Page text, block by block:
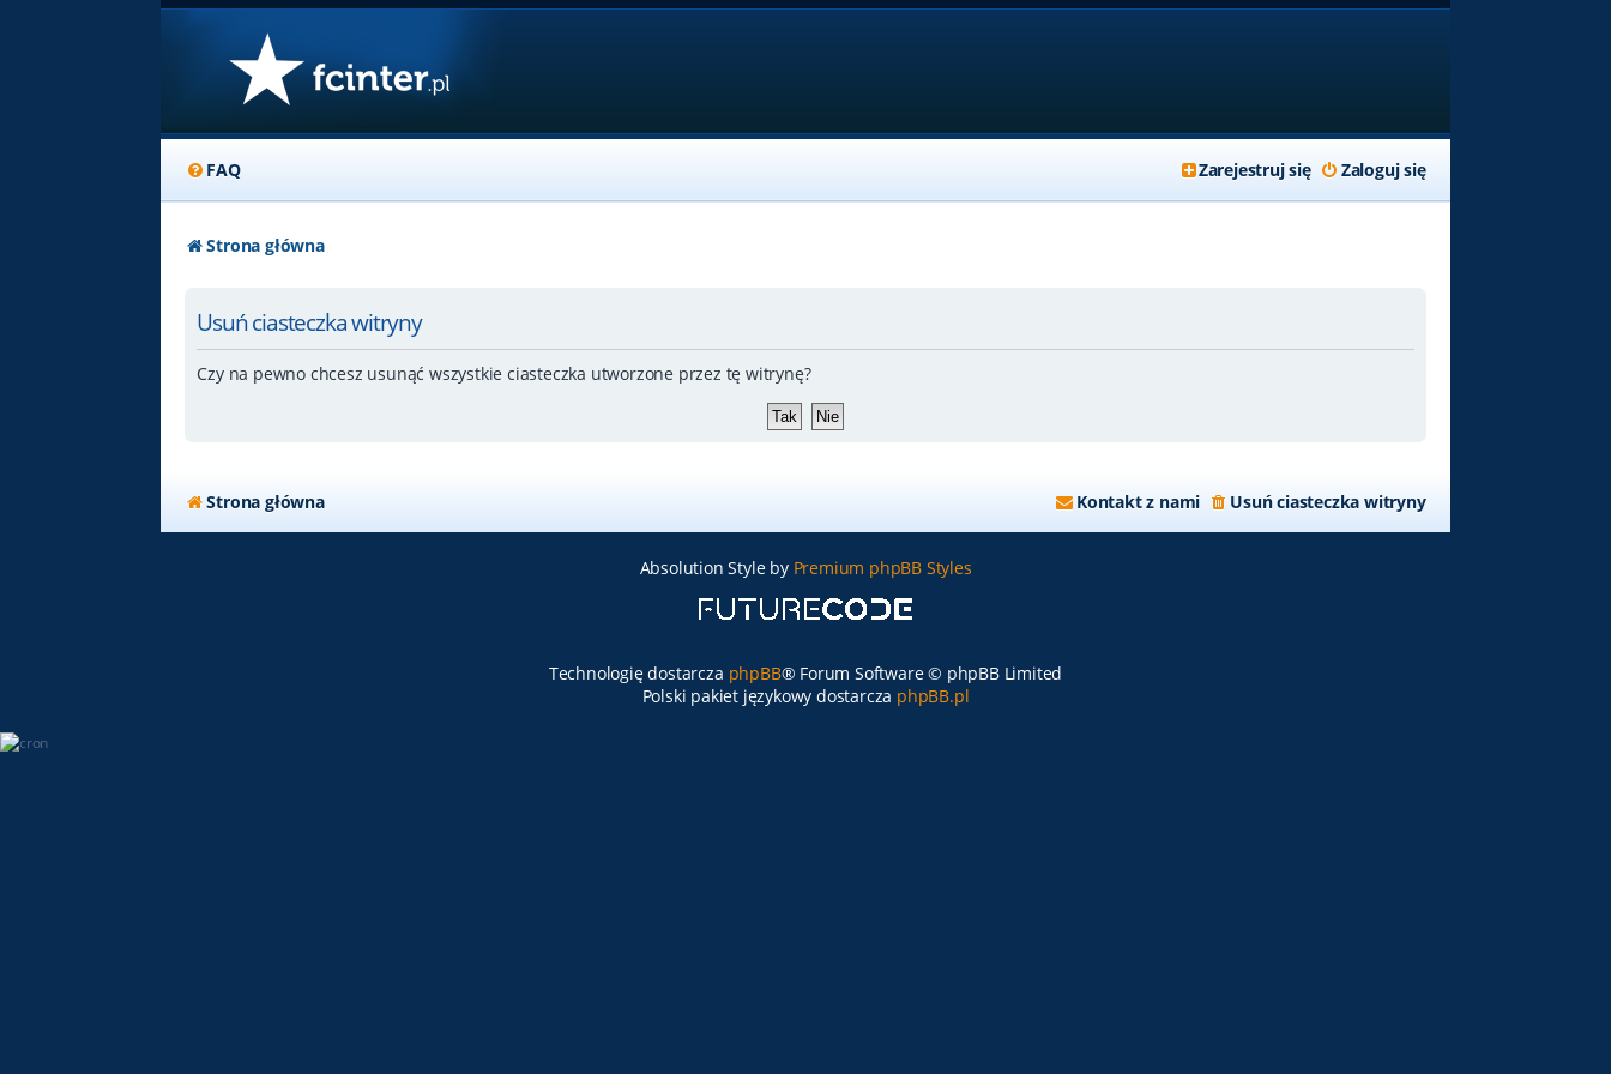
FAQ Zaloguj się
Zarejestruj się
Strona główna
Usuń ciasteczka witryny
Czy na pewno chcesz usunąć wszystkie ciasteczka utworzone przez tę witrynę?
Strona główna Usuń ciasteczka witryny
Kontakt z nami
Absolution Style by Premium phpBB Styles
Technologię dostarcza phpBB® Forum Software © phpBB Limited
Polski pakiet językowy dostarcza phpBB.pl